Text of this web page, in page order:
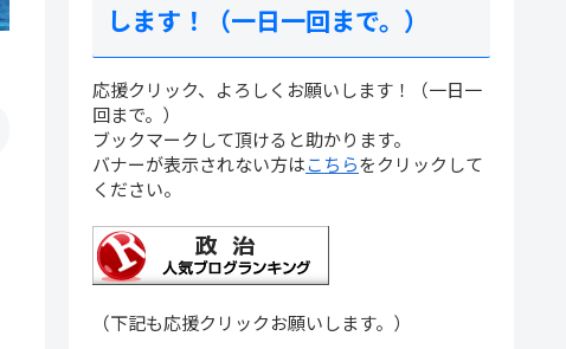
します！（一日一回まで。）
応援クリック、よろしくお願いします！（一日一
回まで。）
ブックマークして頂けると助かります。
バナーが表示されない方はこちらをクリックして
ください。
（下記も応援クリックお願いします。）